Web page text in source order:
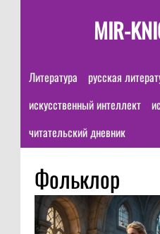
MIR-
Литература
русская
искусственный интеллект
читательский дневник
Фольклор